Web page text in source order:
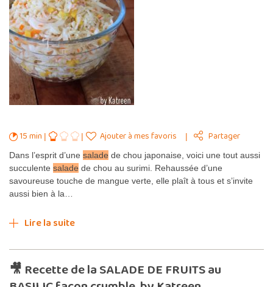
15 min Ajouter à mes favoris Partager
Dans l’esprit d’une salade de chou japonaise, voici une tout aussi
succulente salade de chou au surimi. Rehaussée d’une
savoureuse touche de mangue verte, elle plaît à tous et s’invite
aussi bien à la…
Lire la suite
🎥 Recette de la SALADE DE FRUITS au